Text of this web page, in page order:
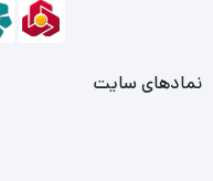
نمادهای سایت